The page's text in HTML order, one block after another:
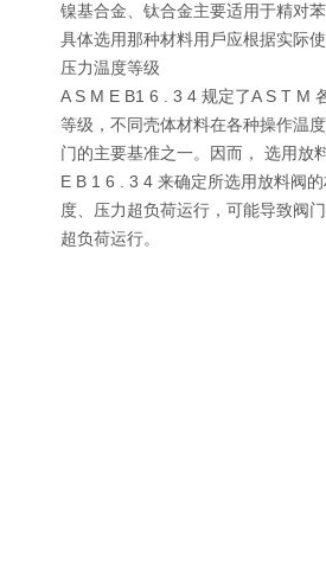
镍基合⾦、钛合⾦主要适⽤于精对
具体选⽤那种材料⽤⼾应根据实际
压⼒温度等级
A S M E B1 6 . 3 4 规定了A S T M
等级，不同壳体材料在各种操作温
⻔的主要基准之⼀。因⽽， 选⽤放
E B 1 6 . 3 4 来确定所选⽤放料阀
度、压⼒超负荷运⾏，可能导致阀
超负荷运⾏。